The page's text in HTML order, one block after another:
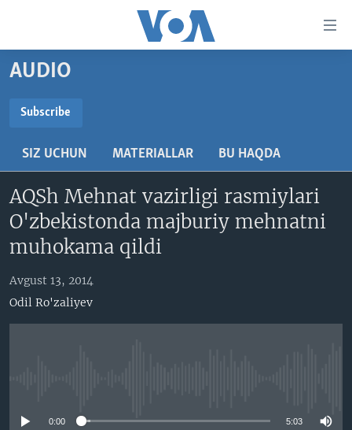
boring
Boshiga
Qidiruvga
AMERIKA
VATANDOSHLAR
MULTIMEDIA
AMERIKA MANZARALARI
XALQARO HAYOT
VASHINGTON CHOYXONASI
IJTIMOIY TARMOQLAR
FACEBOOK
YOUTUBE
TWITTER
INGLIZ TILI DARSLARI
EDITORIAL
AUDIO
Subscribe
SIZ UCHUN MATERIALLAR BU HAQDA
AQSh Mehnat vazirligi rasmiylari
O'zbekistonda majburiy mehnatni
muhokama qildi
Avgust 13, 2014
Odil Ro'zaliyev
0:00 5:03